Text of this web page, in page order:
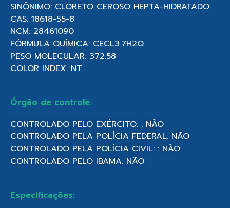
SINÔNIMO: CLORETO CEROSO HEPTA-HIDRATADO
CAS: 18618-55-8
NCM: 28461090
FÓRMULA QUÍMICA: CECL3·7H2O
PESO MOLECULAR: 372.58
COLOR INDEX: NT
Órgão de controle:
CONTROLADO PELO EXÉRCITO: : NÃO
CONTROLADO PELA POLÍCIA FEDERAL: NÃO
CONTROLADO PELA POLÍCIA CIVIL: : NÃO
CONTROLADO PELO IBAMA: NÃO
Especificações: